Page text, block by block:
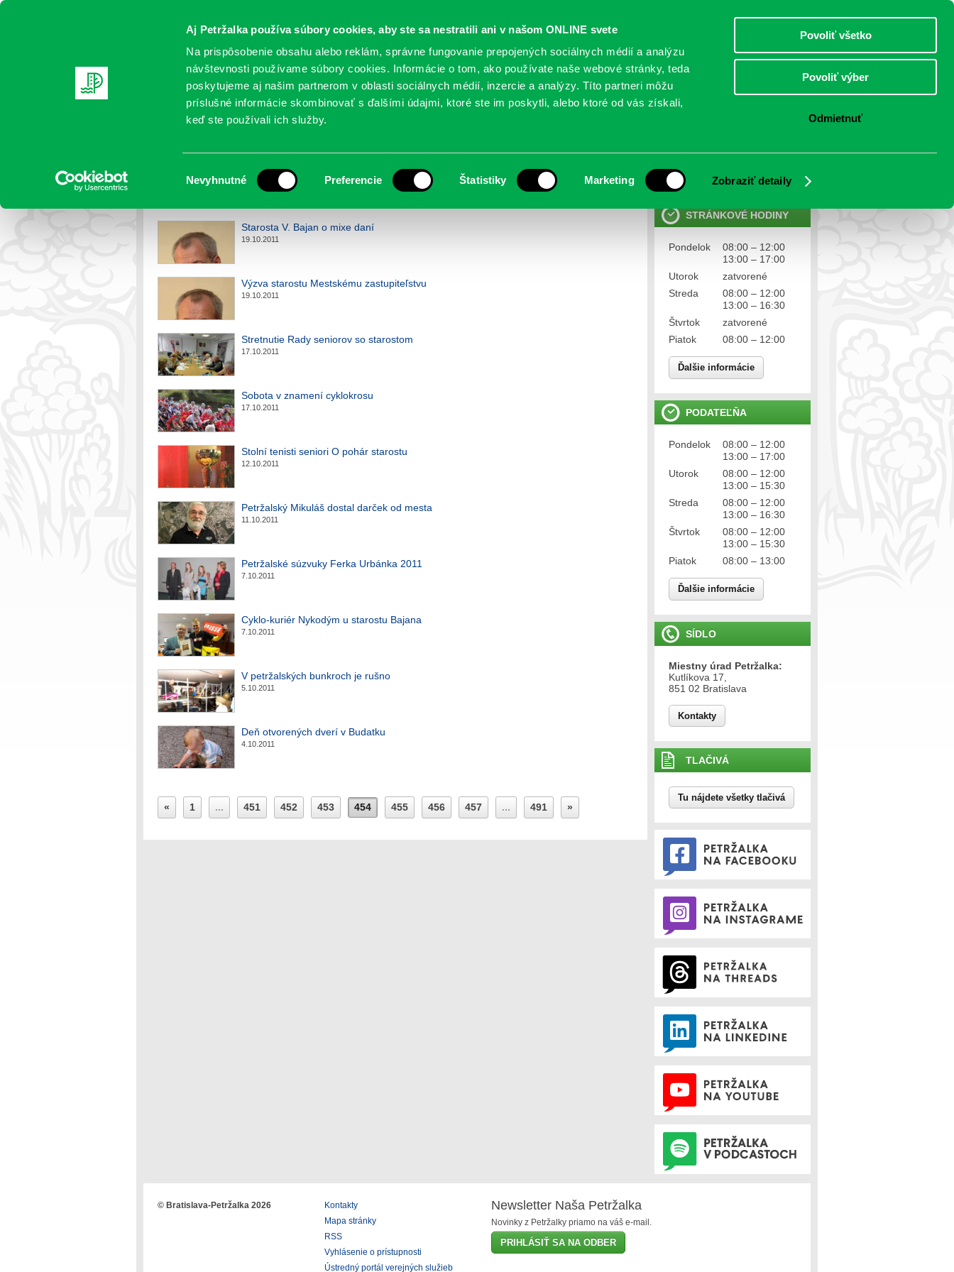
Aj Petržalka používa súbory cookies, aby ste sa nestratili ani v našom ONLINE svete
Na prispôsobenie obsahu alebo reklám, správne fungovanie prepojených sociálnych médií a analýzu
návštevnosti používame súbory cookies. Informácie o tom, ako používate naše webové stránky, teda
poskytujeme aj našim partnerom v oblasti sociálnych médií, inzercie a analýzy. Títo partneri môžu
príslušné informácie skombinovať s ďalšími údajmi, ktoré ste im poskytli, alebo ktoré od vás získali,
keď ste používali ich služby.
súhlasu
Nevyhnutné Preferencie Štatistiky Marketing Zobraziť detaily
Povoliť všetko
Povoliť výber
Odmietnuť
Oficiálne stránky
PETRŽALSKÉ KONTO
AKTUALITY SAMOSPRÁVA ORGANIZÁCIE OBLASTI NOVINY MAPY TLAČIVÁ KONTAKTY
Ochrana osobných údajov
STRÁNKOVÉ HODINY
Pondelok
08:00 – 12:00
13:00 – 17:00
Utorok
zatvorené
Streda
08:00 – 12:00
13:00 – 16:30
Štvrtok
zatvorené
Piatok
08:00 – 12:00
Ďalšie informácie
PODATEĽŇA
Pondelok
08:00 – 12:00
13:00 – 17:00
Utorok
08:00 – 12:00
13:00 – 15:30
Streda
08:00 – 12:00
13:00 – 16:30
Štvrtok
08:00 – 12:00
13:00 – 15:30
Piatok
08:00 – 13:00
Ďalšie informácie
SÍDLO
Miestny úrad Petržalka:
Kutlíkova 17,
851 02 Bratislava
Kontakty
TLAČIVÁ
Tu nájdete všetky tlačivá
Život v samospráve
Petržalka>Život v samospráve
Starosta V. Bajan o mixe daní
19.10.2011
Výzva starostu Mestskému zastupiteľstvu
19.10.2011
Stretnutie Rady seniorov so starostom
17.10.2011
Sobota v znamení cyklokrosu
17.10.2011
Stolní tenisti seniori O pohár starostu
12.10.2011
Petržalský Mikuláš dostal darček od mesta
11.10.2011
Petržalské súzvuky Ferka Urbánka 2011
7.10.2011
Cyklo-kuriér Nykodým u starostu Bajana
7.10.2011
V petržalských bunkroch je rušno
5.10.2011
Deň otvorených dverí v Budatku
4.10.2011
« 1 ... 451 452 453 454 455 456 457 ... 491 »
© Bratislava-Petržalka 2026
Kontakty
Mapa stránky
RSS
Vyhlásenie o prístupnosti
Ústredný portál verejných služieb
Newsletter Naša Petržalka
Novinky z Petržalky priamo na váš e-mail.
PRIHLÁSIŤ SA NA ODBER